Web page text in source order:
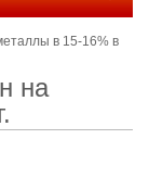
в 15-16% в
на